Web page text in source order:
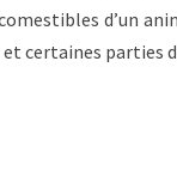
d’un
et certaines parties